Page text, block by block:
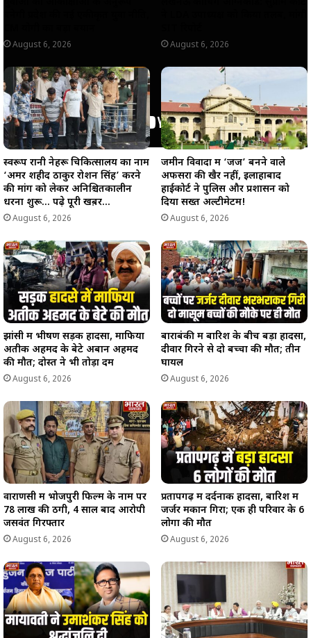
August 6, 2026 August 6, 2026
स्वरूप रानी नेहरू चिकित्सालय का नाम
‘अमर शहीद ठाकुर रोशन सिंह’ करने
की मांग को लेकर अनिश्चितकालीन
धरना शुरू… पढ़े पूरी खब़र…
August 6, 2026
जमीन विवादों में ‘जज’ बनने वाले
अफसरों की खैर नहीं, इलाहाबाद
हाईकोर्ट ने पुलिस और प्रशासन को
दिया सख्त अल्टीमेटम!
August 6, 2026
झांसी में भीषण सड़क हादसा, माफिया
अतीक अहमद के बेटे अबान अहमद
की मौत; दोस्त ने भी तोड़ा दम
August 6, 2026
बाराबंकी में बारिश के बीच बड़ा हादसा,
दीवार गिरने से दो बच्चों की मौत; तीन
घायल
August 6, 2026
वाराणसी में भोजपुरी फिल्म के नाम पर
78 लाख की ठगी, 4 साल बाद आरोपी
जसवंत गिरफ्तार
August 6, 2026
प्रतापगढ़ में दर्दनाक हादसा, बारिश में
जर्जर मकान गिरा; एक ही परिवार के 6
लोगों की मौत
August 6, 2026